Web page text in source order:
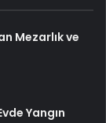
Mezarlık ve
Yangın